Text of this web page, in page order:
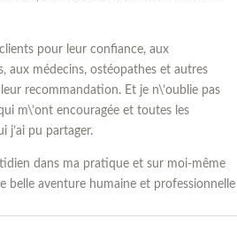
pour leur confiance, aux
aux médecins, ostéopathes et autres
recommandation. Et je n\’oublie pas
m\’ont encouragée et toutes les
j’ai pu partager.
dans ma pratique et sur moi-même
belle aventure humaine et professionnelle